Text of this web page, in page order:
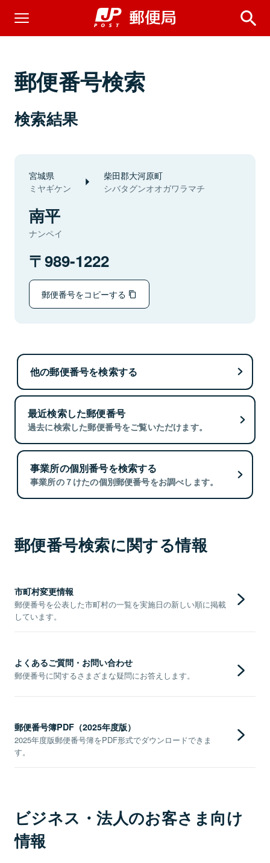
郵便番号検索
検索結果
宮城県
ミヤギケン
柴田郡大河原町
シバタグンオオガワラマチ
南平
ナンペイ
989-1222
郵便番号をコピーする
他の郵便番号を検索する
最近検索した郵便番号
過去に検索した郵便番号をご覧いただけます。
事業所の個別番号を検索する
事業所の７けたの個別郵便番号をお調べします。
郵便番号検索に関する情報
市町村変更情報
郵便番号を公表した市町村の一覧を実施日の新しい順に掲載
しています。
よくあるご質問・お問い合わせ
郵便番号に関するさまざまな疑問にお答えします。
郵便番号簿PDF（2025年度版）
2025年度版郵便番号簿をPDF形式でダウンロードできま
す。
ビジネス・法人のお客さま向け
情報